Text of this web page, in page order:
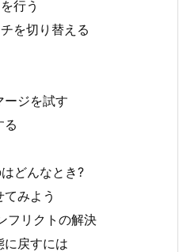
行う
を切り替える
ジを試す
る
どんなとき?
みよう
フリクトの解決
戻すには